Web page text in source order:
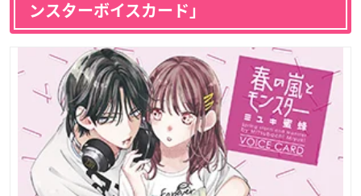
ンスターボイスカード」